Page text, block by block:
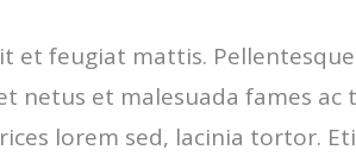
et feugiat mattis.
netus et malesuada fames ac
lorem sed, lacinia tortor.